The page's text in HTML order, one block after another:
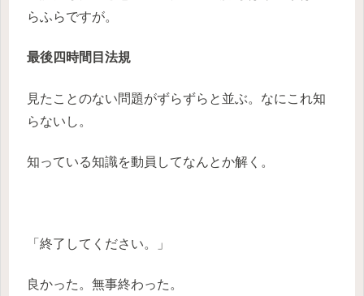
らふらですが。
最後四時間目法規
見たことのない問題がずらずらと並ぶ。なにこれ知
らないし。
知っている知識を動員してなんとか解く。
「終了してください。」
良かった。無事終わった。